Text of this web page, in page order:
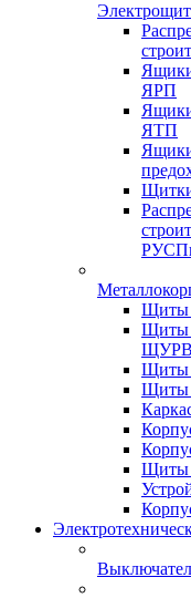
ЯРП
ЯТП
Щиты
Щиты
ЩУРВ
Щиты
Щиты
Щиты